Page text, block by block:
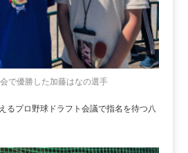
で優勝した加藤はなの選手
るプロ野球ドラフト会議で指名を待つ八